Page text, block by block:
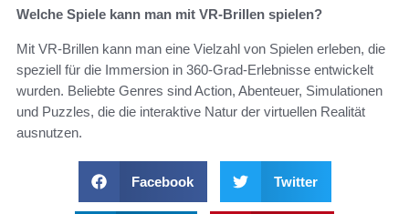
Welche Spiele kann man mit VR-Brillen spielen?
Mit VR-Brillen kann man eine Vielzahl von Spielen erleben, die
speziell für die Immersion in 360-Grad-Erlebnisse entwickelt
wurden. Beliebte Genres sind Action, Abenteuer, Simulationen
und Puzzles, die die interaktive Natur der virtuellen Realität
ausnutzen.
Facebook Twitter